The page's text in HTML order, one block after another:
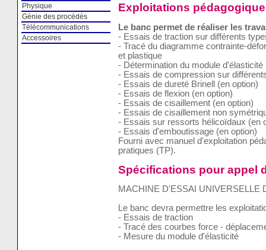
Physique
Génie des procédés
Télécommunications
Accessoires
Exploitations
Le banc permet de réaliser les
- Essais de traction sur différents
- Tracé du diagramme contrainte-
et plastique
- Détermination du module d'élasticité
- Essais de compression sur
- Essais de dureté Brinell (en option)
- Essais de flexion (en option)
- Essais de cisaillement (en option)
- Essais de cisaillement non
- Essais sur ressorts hélicoïdaux (en
- Essais d'emboutissage (en option)
Fourni avec manuel d'exploitation
pratiques (TP).
Spécifications pour appel
MACHINE D'ESSAI UNIVERSELLE
Le banc devra permettre les
- Essais de traction
- Tracé des courbes force -
- Mesure du module d'élasticité